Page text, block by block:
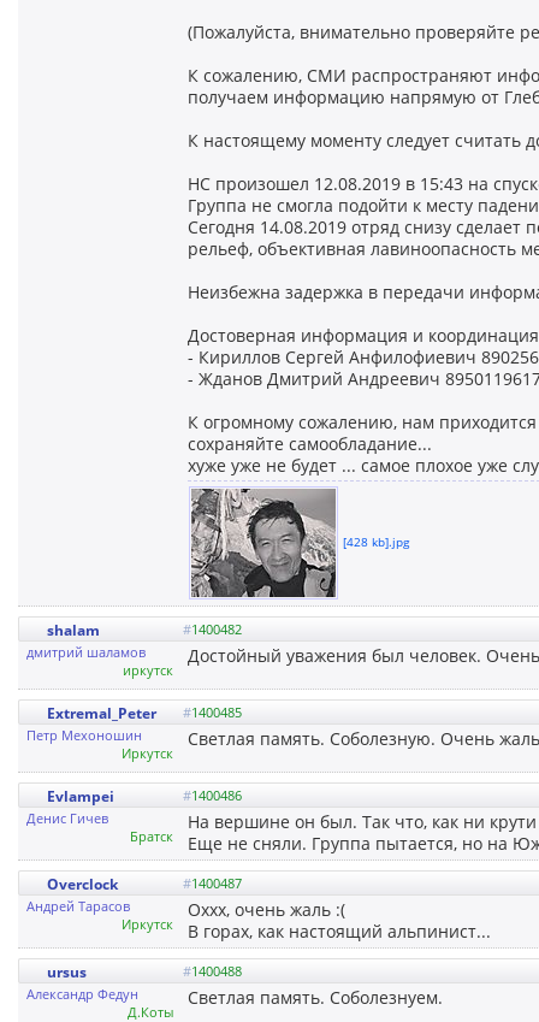
(Пожалуйста, внимательно проверяйте
К сожалению, СМИ распространяют
получаем информацию напрямую от
К настоящему моменту следует
НС произошел 12.08.2019 в 15:43 на
Группа не смогла подойти к месту
Сегодня 14.08.2019 отряд снизу сделает
рельеф, объективная лавиноопасность
Неизбежна задержка в передачи
Достоверная информация и
- Кириллов Сергей Анфилофиевич
- Жданов Дмитрий Андреевич
К огромному сожалению, нам
сохраняйте самообладание...
хуже уже не будет ... самое плохое уже
[428 kb].jpg
shalam #1400482
дмитрий шаламов
иркутск
Достойный уважения был человек.
Extremal_Peter #1400485
Петр Мехоношин
Иркутск
Светлая память. Соболезную. Очень
Evlampei #1400486
Денис Гичев
Братск
На вершине он был. Так что, как ни
Еще не сняли. Группа пытается, но на
Overclock #1400487
Андрей Тарасов
Иркутск
Оххх, очень жаль :(
В горах, как настоящий альпинист...
ursus #1400488
Александр Федун
Д.Коты
Светлая память. Соболезнуем.